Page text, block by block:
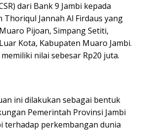
dari Bank 9 Jambi kepada
Thoriqul Jannah Al Firdaus yang
Pijoan, Simpang Setiti,
Kota, Kabupaten Muaro Jambi.
nilai sebesar Rp20 juta.
ini dilakukan sebagai bentuk
Pemerintah Provinsi Jambi
terhadap perkembangan dunia